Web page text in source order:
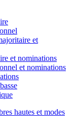
et
et nominations
et nominations
hautes et modes